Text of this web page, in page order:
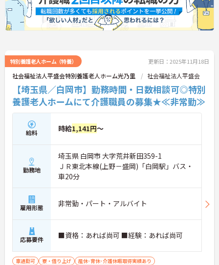
特別養護老人ホーム（特養） 更新日：2025年11月18日
社会福祉法人平盛会特別養護老人ホーム光乃里 社会福祉法人平盛会
【埼玉県／白岡市】勤務時間・日数相談可◎特別
養護老人ホームにて介護職員の募集★≪非常勤≫
給料 時給1,141円～
勤務地
埼玉県 白岡市 大字荒井新田359-1
ＪＲ東北本線(上野－盛岡)「白岡駅」バス・
車20分
雇用形態 非常勤・パート・アルバイト
応募要件 ■資格：あれば尚可 ■経験：あれば尚可
車通勤可 寮・借り上げ 産休･育休･介護休暇取得実績あり